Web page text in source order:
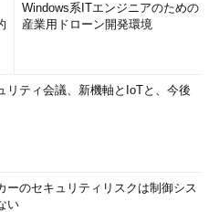
フォームベンダーは、自社のク
は非常に高額の費用が掛かるた
難しくなる可能性があることも
客さまの約20％はクラウド環境
ていますが、その一方で、コスト
レミスに移行するお客さまも存
盤としてクラウドを選ぶか、オ
Windows系ITエンジニアのための
産業用ドローン開発環境
リティ会議、新機軸とIoTと、今後
ーのセキュリティリスクは制御シス
い